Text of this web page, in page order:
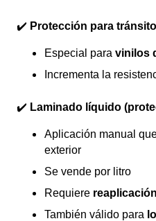
✔️ Protección para tránsito
Especial para vinilos
Incrementa la
✔️ Laminado líquido
Aplicación manual
exterior
Se vende por litro
Requiere
También válido para